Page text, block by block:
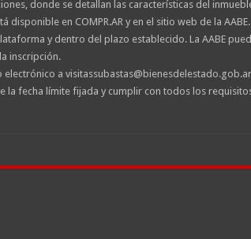
donde se detallan las características del
en COMPR.AR y en el sitio web de la AABE.
y dentro del plazo establecido. La AABE
inscripción.
a
la fecha límite fijada y cumplir con todos los